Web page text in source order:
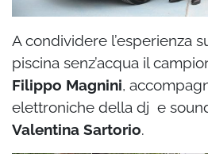
A condividere l’esperienza
piscina senz’acqua il
Filippo Magnini,
elettroniche della dj e
Valentina Sartorio.